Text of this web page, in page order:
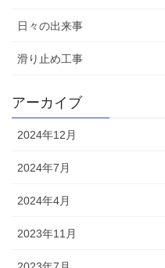
日々の出来事
滑り止め工事
アーカイブ
2024年12月
2024年7月
2024年4月
2023年11月